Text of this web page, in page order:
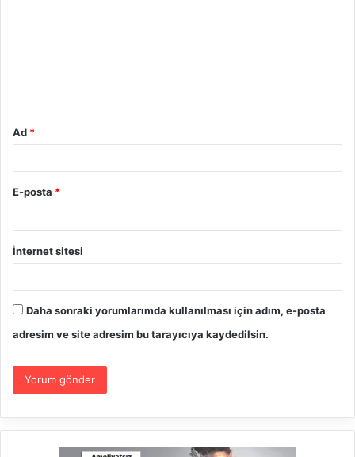
Ad *
E-posta *
İnternet sitesi
Daha sonraki yorumlarımda kullanılması için adım, e-posta
adresim ve site adresim bu tarayıcıya kaydedilsin.